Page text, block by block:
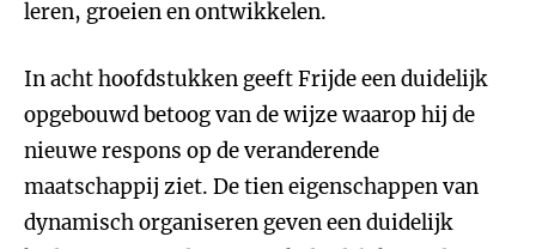
leren, groeien en ontwikkelen.
In acht hoofdstukken geeft Frijde een duidelijk
opgebouwd betoog van de wijze waarop hij de
nieuwe respons op de veranderende
maatschappij ziet. De tien eigenschappen van
dynamisch organiseren geven een duidelijk